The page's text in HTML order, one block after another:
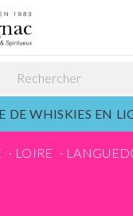
DE WHISKIES EN
LOIRE